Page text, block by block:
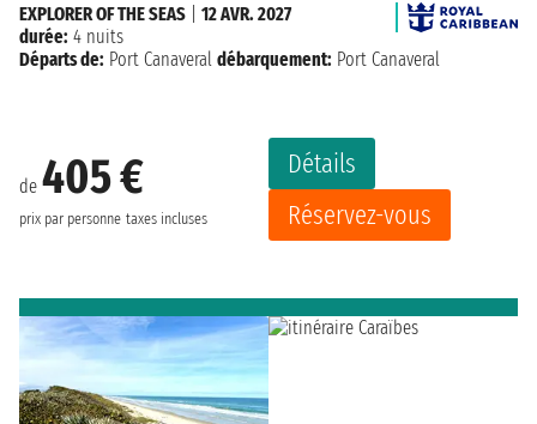
de 405 €
prix par personne taxes incluses
Détails
Réservez-vous
EXPLORER OF THE SEAS
12 AVR. 2027
durée: 4 nuits
Départs de: Port Canaveral débarquement: Port Canaveral